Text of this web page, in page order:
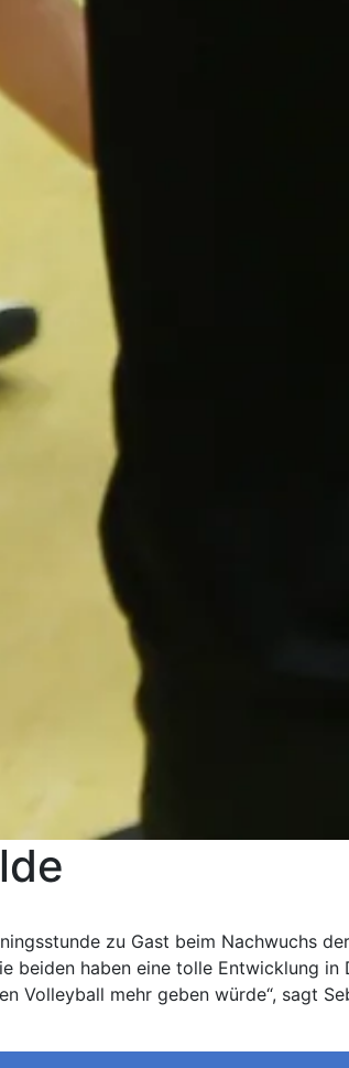
zu Gast beim
haben eine tolle
mehr geben würde“,